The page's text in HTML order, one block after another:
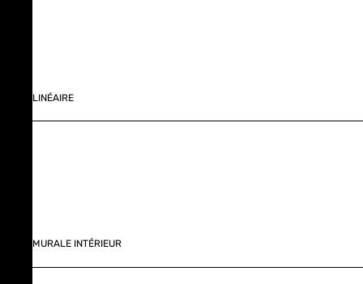
LINÉAIRE
MURALE INTÉRIEUR